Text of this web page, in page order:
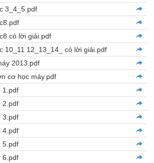
3_4_5.pdf
có lời giải.pdf
10_11 12_13_14_ có lời giải.pdf
2013.pdf
cơ học máy.pdf
1.pdf
2.pdf
3.pdf
4.pdf
5.pdf
6.pdf